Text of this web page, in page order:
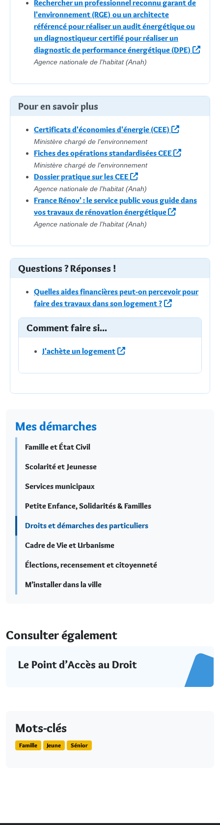
Rechercher un professionnel reconnu garant de
l'environnement (RGE) ou un architecte
référencé pour réaliser un audit énergétique ou
un diagnostiqueur certifié pour réaliser un
diagnostic de performance énergétique (DPE)
Agence nationale de l'habitat (Anah)
Pour en savoir plus
Certificats d'économies d'énergie (CEE)
Ministère chargé de l'environnement
Fiches des opérations standardisées CEE
Ministère chargé de l'environnement
Dossier pratique sur les CEE
Agence nationale de l'habitat (Anah)
France Rénov' : le service public vous guide dans
vos travaux de rénovation énergétique
Agence nationale de l'habitat (Anah)
Questions ? Réponses !
Quelles aides financières peut-on percevoir pour
faire des travaux dans son logement ?
Comment faire si...
J'achète un logement
Mes démarches
Famille et État Civil
Scolarité et Jeunesse
Services municipaux
Petite Enfance, Solidarités & Familles
Droits et démarches des particuliers
Cadre de Vie et Urbanisme
Élections, recensement et citoyenneté
M’installer dans la ville
Consulter également
Le Point d’Accès au Droit
Mots-clés
Famille Jeune Sénior